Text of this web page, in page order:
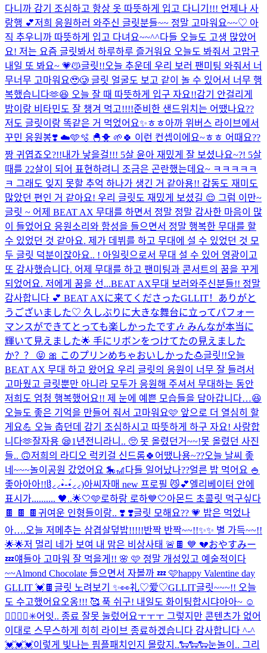
다니까 감기 조심하고 항상 옷 따뜻하게 입고 다니기!!! 언제나 사
랑행 💕저희 응원하러 와주신 글릿분들~~ 정말 고마워요~~♡ 아
직 추우니까 따뜻하게 입고 다녀요~~^^다들 오늘도 고생 많았어
요! 저는 요즘 글릿봐서 하루하루 즐거워요 오늘도 봐줘서 고맙구
내일 또 봐요~ 💗😽글릿!!오늘 추운데 우리 보러 팬미팅 와줘서 너
무너무 고마워요🥹🥲 글릿 얼굴도 보고 같이 놀 수 있어서 너무 행
복했습니다🫶😆 오늘 잘 때 따뜻하게 입구 자요!!감기 안걸리게
밥이랑 비타민도 잘 챙겨 먹고!!!!준비한 샌드위치는 어땠나요??
저도 글릿이랑 똑같은 거 먹었어요✨ㅎㅎ아까 위버스 라이브에서
꾸민 응원봉❣️ ☁️🩵🫧 🐣🐥 🌱🍀 이런 컨셉이에요~ㅎㅎ 어때요??
짱 귀엽죠오?!!내가 낳을걸!!! 5살 윤아 재밌게 잘 보셨나요~?! 5살
때를 22살이 되어 표현하려니 조금은 곤란했는데요~ ㅋㅋㅋㅋㅋ
ㅋ 그래도 잊지 못할 추억 하나가 생긴 거 같아용!! 감동도 재미도
많았던 편인 거 같아요! 우리 글릿도 재밌게 보셨길 😌 그럼 이만~
글릿 ~ 어제 BEAT AX 무대를 하면서 정말 정말 감사한 마음이 많
이 들었어요 응원소리와 함성을 들으면서 정말 행복한 무대를 할
수 있었던 것 같아요. 제가 데뷔를 하고 무대에 설 수 있었던 것 모
두 글릿 덕분이잖아요.. ! 아일릿으로서 무대 설 수 있어 영광이고
또 감사했습니다. 어제 무대를 하고 팬미팅과 콘서트의 꿈을 꾸게
되었어요. 저에게 꿈을 선...BEAT AX무대 보러와주신분들!! 정말
감사합니다 💕 BEAT AXに来てくださったGLLIT！ありがと
うございました♡ 久しぶりに大きな舞台に立ってパフォー
マンスができてとっても楽しかったです🎶 みんなが本当に
輝いて見えました🌟 手にリボンをつけてたの見えました
か？？ 😝 🎀 このプリンめちゃおいしかった🍮글릿!!오늘
BEAT AX 무대 하고 왔어요 우리 글릿의 응원이 너무 잘 들려서
고마웠고 글릿뿐만 아니라 모두가 응원해 주셔서 무대하는 동안
저희도 엄청 행복했어요!! 제 눈에 예쁜 모습들을 담아갑니다…😆
오늘도 좋은 기억을 만들어 줘서 고마워요🩷 앞으로 더 열심히 할
게요💪 오늘 춥던데 감기 조심하시고 따뜻하게 하구 자요! 사랑합
니다🫶잘자용 😪1년전니라니.. 🥺 못 올렸던거~~!못 올렸던 사진
들.. 🙃저희의 라디오 럭키걸 신드롬🍀어땠나용~??오늘 날씨 좋
네~~~놀이공원 갔었어요 🎠🎢다들 일어났나??얼른 밥 먹어요 🍚
좋아아아!!ჱ̒⸝⸝•̀֊•́⸝⸝)아씨자매 new 프로필 😼​💕​엘리베이터 안에
표시가.......... 🖤..🌟🤍🩵로하랑 로하💙🤍아몬드 초콜릿 먹구싶다
🍫 🍫 🍫 귀여운 인형들이랑.. ❣️ ❣️글릿 모해요?? 💗 밥은 먹었나
아….오늘 저메추는 삼겹살덮밥!!!!!반짝 반짝~~!!✨✨ 별 가득~~!!
🌟🌟저 멀리 네가 보여 내 맘은 비상사태 🚨​ 🍫 💙 💔おやすみー
💤얘들아 고마워 잘 먹을게!! 🌸 🩷 정말 개성있고 예술적이다
~~Almond Chocolate 들으면서 자볼까 💤 🩷happy Valentine day
GLLIT 💓🍫 글릿 노려보기 ✨👀礼♡爱♡GLLIT글릿~~~!! 오늘
도 수고했어요오옹!!! 🥰 푹 쉬구! 내일도 화이팅합시댜아아~ ☺️
❤️‍🔥 🎶🎵✳︎어잇.. 종료 잘못 눌렀어요ㅜㅜㅜ 그렇지만 콘텐츠가 없어
이대로 스무스하게 히히 라이브 종료하겠습니다 감사합니다 ^-^
💓💓💓이렇게 빛나는 핌플패치인지 몰랐지..🐑🐑🐑눈놀이.. 그리